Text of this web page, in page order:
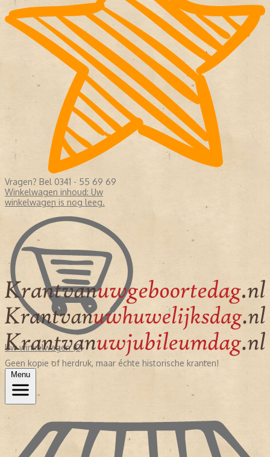
Vragen? Bel 0341 - 55 69 69
Winkelwagen inhoud: Uw
winkelwagen is nog leeg.
Uw winkelwagen (0)
Geen kopie of herdruk, maar échte historische kranten!
Menu